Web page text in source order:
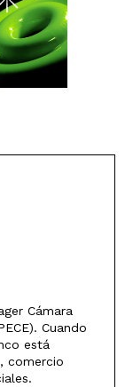
Cámara
Cuando
está
comercio